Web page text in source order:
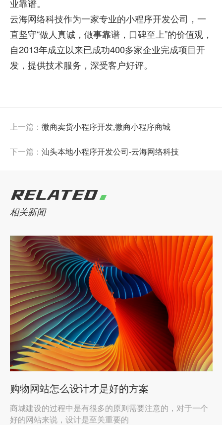
业靠谱。
云海网络科技作为一家专业的小程序开发公司，一
直坚守“做人真诚，做事靠谱，口碑至上”的价值观，
自2013年成立以来已成功400多家企业完成项目开
发，提供技术服务，深受客户好评。
上一篇： 微商卖货小程序开发,微商小程序商城
下一篇： 汕头本地小程序开发公司-云海网络科技
RELATED
相关新闻
购物网站怎么设计才是好的方案
商城建设的过程中是有很多的原则需要注意的，对于一个
好的网站来说，设计是至关重要的